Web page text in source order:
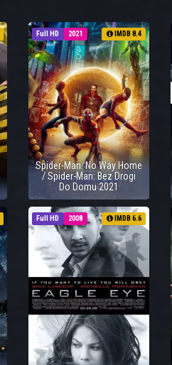
Full HD 2021 IMDB 8.4
Spider-Man: No Way Home
/ Spider-Man: Bez Drogi
Do Domu 2021
Full HD 2008 IMDB 6.6